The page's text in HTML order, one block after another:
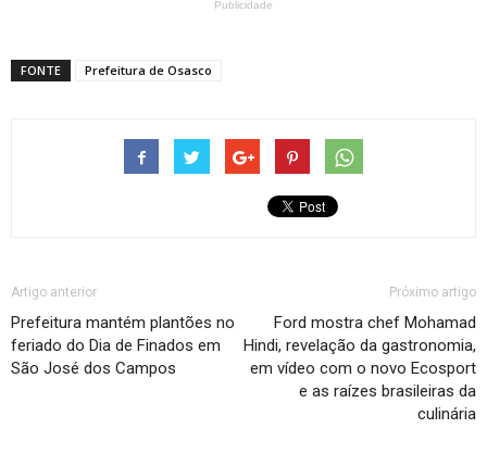
Publicidade
FONTE Prefeitura de Osasco
Artigo anterior
Prefeitura mantém plantões no
feriado do Dia de Finados em
São José dos Campos
Próximo artigo
Ford mostra chef Mohamad
Hindi, revelação da gastronomia,
em vídeo com o novo Ecosport
e as raízes brasileiras da
culinária